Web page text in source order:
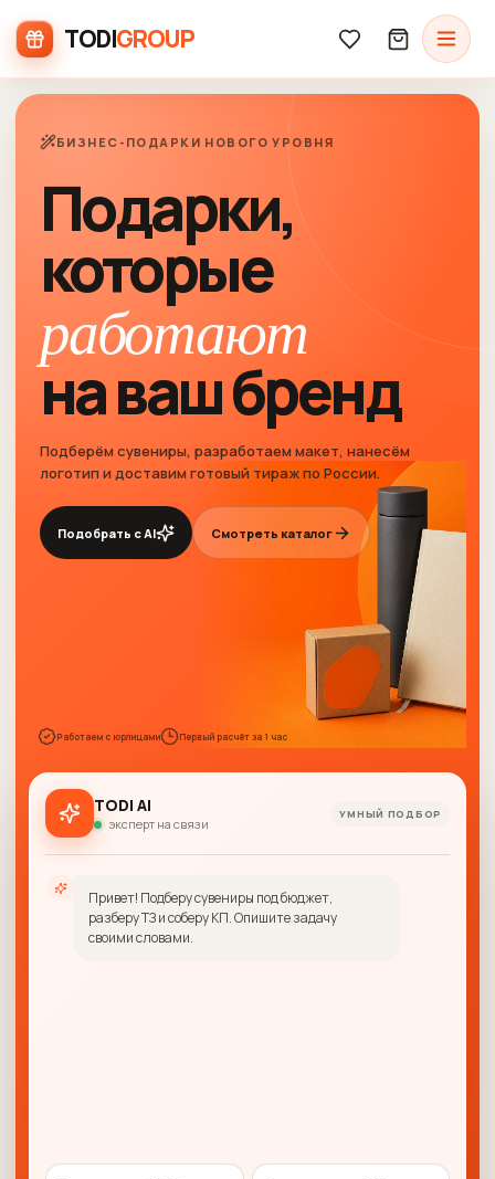
TODIGROUP
БИЗНЕС-ПОДАРКИ НОВОГО УРОВНЯ
Подарки,
которые
работают
на ваш бренд
Подберём сувениры, разработаем макет, нанесём
логотип и доставим готовый тираж по России.
Подобрать с AI Смотреть каталог
Работаем с юрлицами Первый расчёт за 1 час
TODI AI
эксперт на связи
УМНЫЙ ПОДБОР
Привет! Подберу сувениры под бюджет,
разберу ТЗ и соберу КП. Опишите задачу
своими словами.